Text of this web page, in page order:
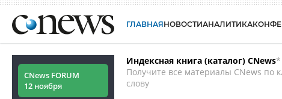
ГЛАВНАЯНОВОСТИАНАЛИТИКА
CNews FORUM
12 ноября
Индексная книга (каталог) CNews*
Получите все материалы CNews по
слову